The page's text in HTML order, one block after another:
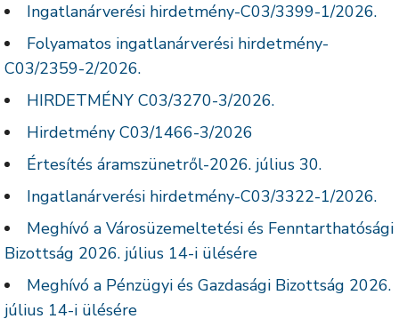
Ingatlanárverési hirdetmény-C03/3399-1/2026.
Folyamatos ingatlanárverési hirdetmény-
C03/2359-2/2026.
HIRDETMÉNY C03/3270-3/2026.
Hirdetmény C03/1466-3/2026
Értesítés áramszünetről-2026. július 30.
Ingatlanárverési hirdetmény-C03/3322-1/2026.
Meghívó a Városüzemeltetési és Fenntarthatósági
Bizottság 2026. július 14-i ülésére
Meghívó a Pénzügyi és Gazdasági Bizottság 2026.
július 14-i ülésére